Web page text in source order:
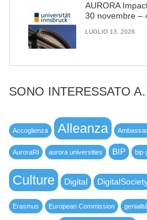
AURORA
30 novembre –
LUGLIO 13, 2026
SONO INTERESSATO
Accoglienza Alleanza
AuroraRI aurora universities BIP bip
Culture Digital
Erasmus European Commission genialità